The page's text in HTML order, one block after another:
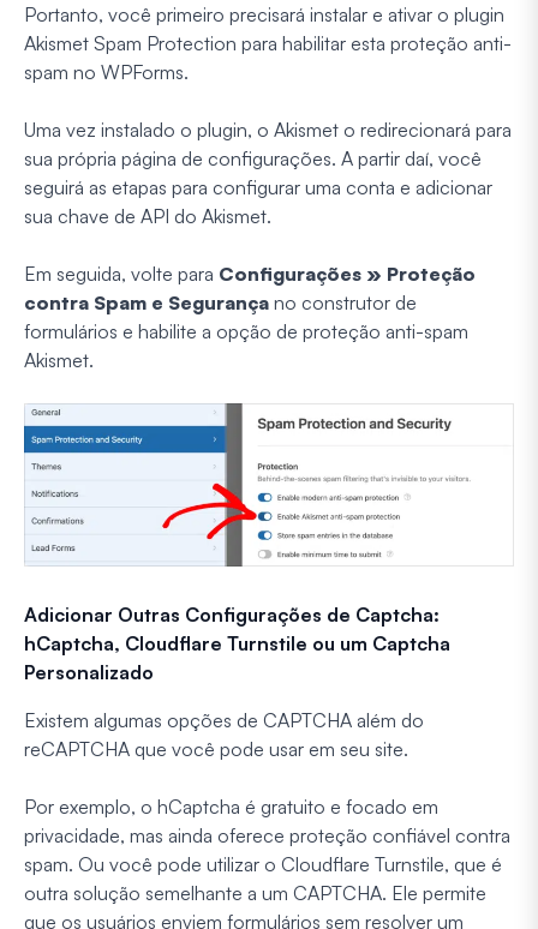
Portanto, você primeiro precisará instalar e ativar o plugin
Akismet Spam Protection para habilitar esta proteção anti-
spam no WPForms.
Uma vez instalado o plugin, o Akismet o redirecionará para
sua própria página de configurações. A partir daí, você
seguirá as etapas para configurar uma conta e adicionar
sua chave de API do Akismet.
Em seguida, volte para Configurações » Proteção
contra Spam e Segurança no construtor de
formulários e habilite a opção de proteção anti-spam
Akismet.
Adicionar Outras Configurações de Captcha:
hCaptcha, Cloudflare Turnstile ou um Captcha
Personalizado
Existem algumas opções de CAPTCHA além do
reCAPTCHA que você pode usar em seu site.
Por exemplo, o hCaptcha é gratuito e focado em
privacidade, mas ainda oferece proteção confiável contra
spam. Ou você pode utilizar o Cloudflare Turnstile, que é
outra solução semelhante a um CAPTCHA. Ele permite
que os usuários enviem formulários sem resolver um